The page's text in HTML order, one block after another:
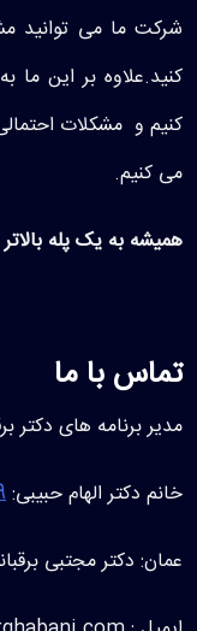
شرکت ما می توانید
کنید.علاوه بر این
کنیم و مشکلات
می کنیم.
همیشه به یک پله
تماس با ما
مدیر برنامه های دکتر
خانم دکتر الهام حبیبی:
عمان: دکتر مجتبی